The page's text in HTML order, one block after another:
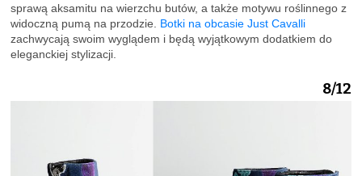
sprawą aksamitu na wierzchu butów, a także motywu roślinnego z
widoczną pumą na przodzie. Botki na obcasie Just Cavalli
zachwycają swoim wyglądem i będą wyjątkowym dodatkiem do
eleganckiej stylizacji.
8/12